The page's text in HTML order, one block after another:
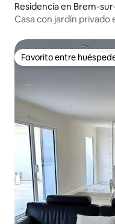
Residencia en Brem-
Casa con jardín
Favorito entre
Favorito entre